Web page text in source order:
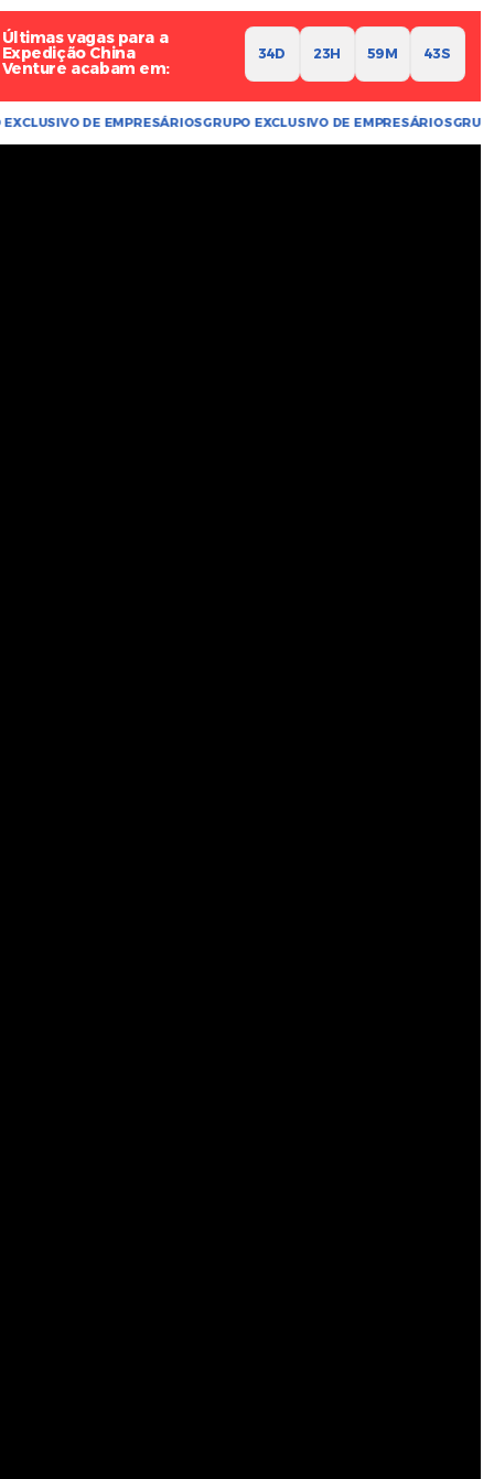
Últimas vagas para a
Expedição China
Venture acabam em:
34D 23H 59M 41S
DE EMPRESÁRIOSGRUPO EXCLUSIVO DE EMPRESÁRIOSGRUPO